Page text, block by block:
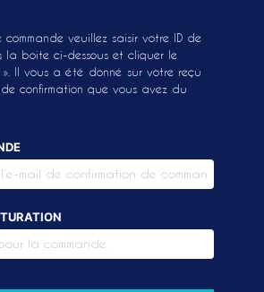
commande veuillez saisir votre ID de
la boite ci-dessous et cliquer le
Il vous a été donné sur votre reçu
confirmation que vous avez du